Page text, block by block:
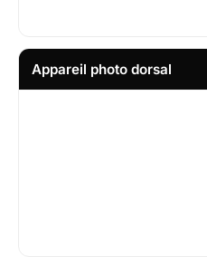
Appareil photo dorsal